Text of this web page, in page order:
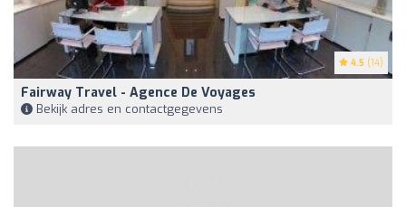
4.5 (14)
Fairway Travel - Agence De Voyages
Bekijk adres en contactgegevens